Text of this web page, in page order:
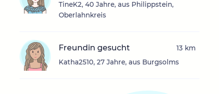
TineK2, 40 Jahre, aus Philippstein,
Oberlahnkreis
Freundin gesucht
Katha2510, 27 Jahre, aus Burgsolms
13 km